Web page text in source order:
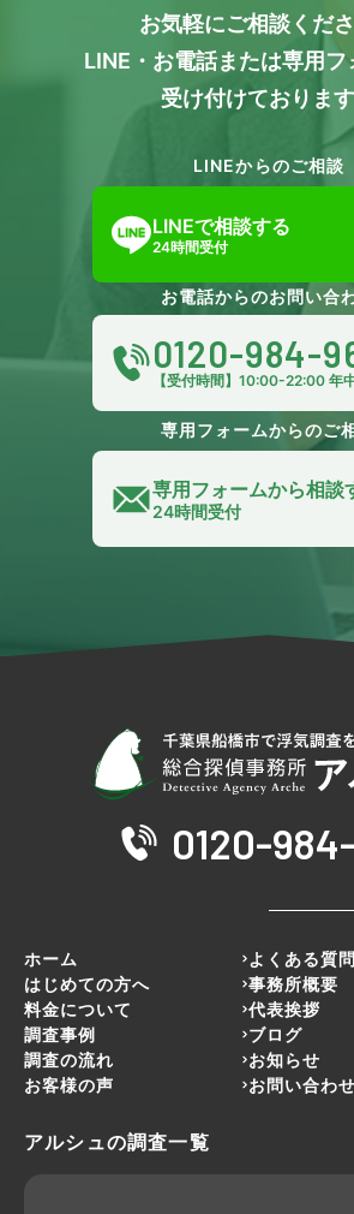
お気軽にご相談くださ
LINE・お電話または専用フ
受け付けております
LINEからのご相談
LINEで相談する
24時間受付
お電話からのお問い合
0120-984-
【受付時間】10:00-22:00 年
専用フォームからのご
専用フォームから相談
24時間受付
0120-
ホーム
はじめての方へ
料金について
調査事例
調査の流れ
お客様の声
よくある質問
事務所概要
代表挨拶
ブログ
お知らせ
お問い合わせ
アルシュの調査一覧